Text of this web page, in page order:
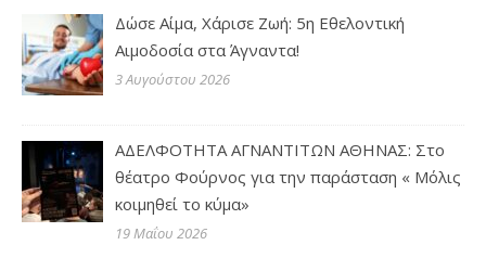
Δώσε Αίμα, Χάρισε Ζωή: 5η Εθελοντική
Αιμοδοσία στα Άγναντα!
3 Αυγούστου 2026
ΑΔΕΛΦΟΤΗΤΑ ΑΓΝΑΝΤΙΤΩΝ ΑΘΗΝΑΣ: Στο
θέατρο Φούρνος για την παράσταση « Μόλις
κοιμηθεί το κύμα»
19 Μαΐου 2026